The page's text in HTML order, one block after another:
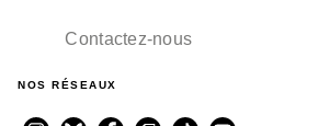
Contactez-nous
NOS RÉSEAUX